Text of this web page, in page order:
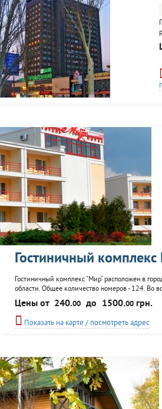
Гостиничный
Гостиничный комплекс "Мир" расположен в
области. Общее количество номеров - 124. Во
удобства, холодильник, TV, а также WiFi и
класса). Инфраструктура комплекса включает
площадкой и баром, парковку, конференц-зал,
теннисные корты. Дополнительные...
Цены от 240.00 до 1500.00 грн.
Показать на карте / посмотреть адрес